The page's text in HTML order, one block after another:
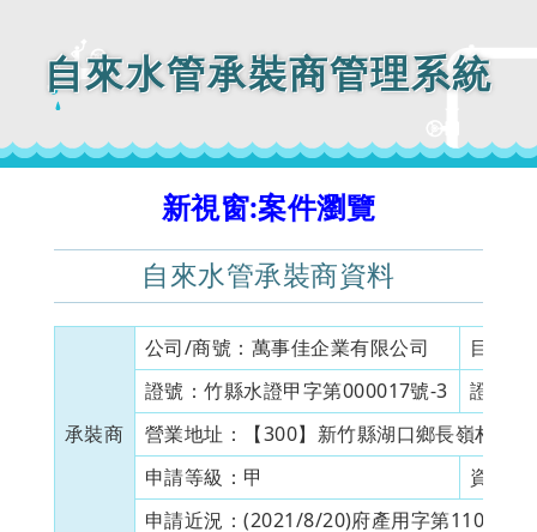
自來水管承裝商管理系統
新視窗:案件瀏覽
自來水管承裝商資料
承裝商
公司/商號： 萬事佳企業有限公司
目前狀
證號：竹縣水證甲字第000017號-3
證書有
營業地址：
【300】新竹縣湖口鄉長嶺村長
申請等級： 甲
資本額
申請近況：(2021/8/20)府產用字第